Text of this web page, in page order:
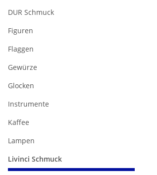
DUR Schmuck
Figuren
Flaggen
Gewürze
Glocken
Instrumente
Kaffee
Lampen
Livinci Schmuck